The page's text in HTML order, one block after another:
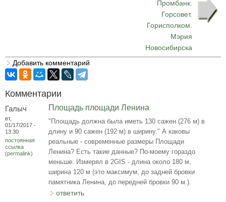
Промбанк.
Горсовет.
Горисполком.
Мэрия
Новосибирска
Добавить комментарий
Комментарии
Галыч
вт,
01/17/2017 -
13:30
постоянная
ссылка
(permalink)
Площадь площади Ленина
"Площадь должна была иметь 130 сажен (276 м) в
длину и 90 сажен (192 м) в ширину." А каковы
реальные - современные размеры Площади
Ленина? Есть такие данные? По-моему гораздо
меньше. Измерял в 2GIS - длина около 180 м,
ширина 120 м (это максимум, до задней бровки
памятника Ленина, до передней бровки 90 м.).
ответить